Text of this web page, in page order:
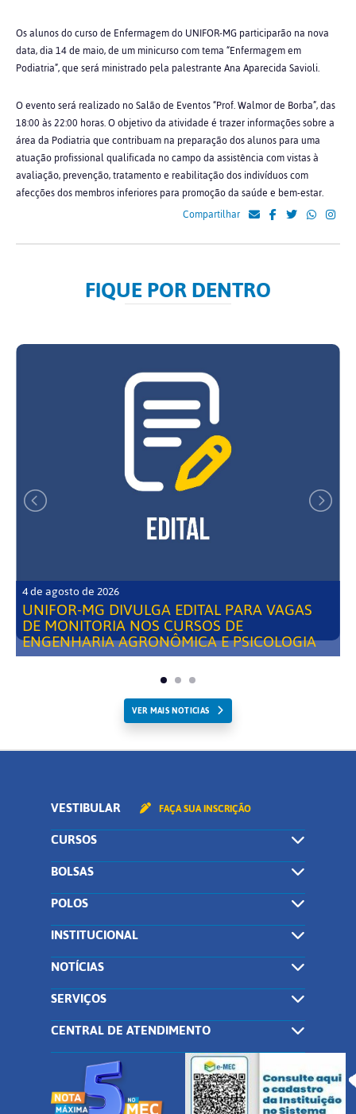
Os alunos do curso de Enfermagem do UNIFOR-MG participarão na nova
data, dia 14 de maio, de um minicurso com tema “Enfermagem em
Podiatria”, que será ministrado pela palestrante Ana Aparecida Savioli.
O evento será realizado no Salão de Eventos “Prof. Walmor de Borba”, das
18:00 às 22:00 horas. O objetivo da atividade é trazer informações sobre a
área da Podiatria que contribuam na preparação dos alunos para uma
atuação profissional qualificada no campo da assistência com vistas à
avaliação, prevenção, tratamento e reabilitação dos indivíduos com
afecções dos membros inferiores para promoção da saúde e bem-estar.
Compartilhar
FIQUE POR DENTRO
4 de agosto de 2026
UNIFOR-MG DIVULGA EDITAL PARA VAGAS
DE MONITORIA NOS CURSOS DE
ENGENHARIA AGRONÔMICA E PSICOLOGIA
VER MAIS NOTICIAS
VESTIBULAR FAÇA SUA INSCRIÇÃO
CURSOS
BOLSAS
POLOS
INSTITUCIONAL
NOTÍCIAS
SERVIÇOS
CENTRAL DE ATENDIMENTO